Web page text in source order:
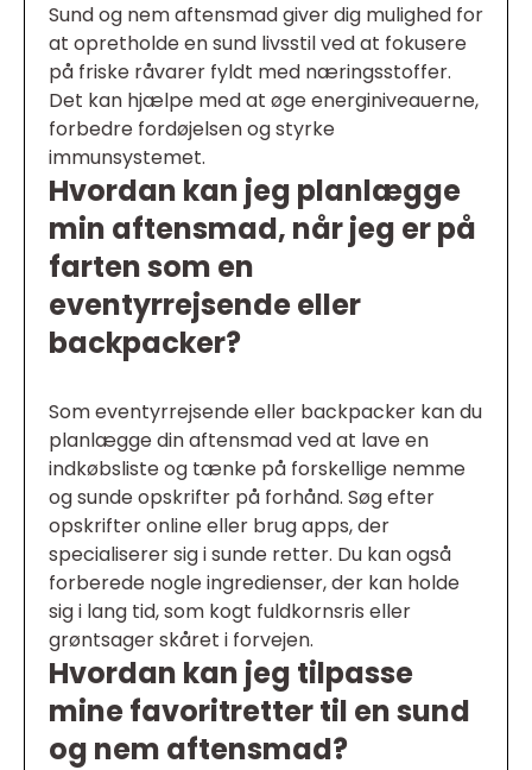
Sund og nem aftensmad giver dig mulighed for
at opretholde en sund livsstil ved at fokusere
på friske råvarer fyldt med næringsstoffer.
Det kan hjælpe med at øge energiniveauerne,
forbedre fordøjelsen og styrke
immunsystemet.
Hvordan kan jeg planlægge
min aftensmad, når jeg er på
farten som en
eventyrrejsende eller
backpacker?
Som eventyrrejsende eller backpacker kan du
planlægge din aftensmad ved at lave en
indkøbsliste og tænke på forskellige nemme
og sunde opskrifter på forhånd. Søg efter
opskrifter online eller brug apps, der
specialiserer sig i sunde retter. Du kan også
forberede nogle ingredienser, der kan holde
sig i lang tid, som kogt fuldkornsris eller
grøntsager skåret i forvejen.
Hvordan kan jeg tilpasse
mine favoritretter til en sund
og nem aftensmad?